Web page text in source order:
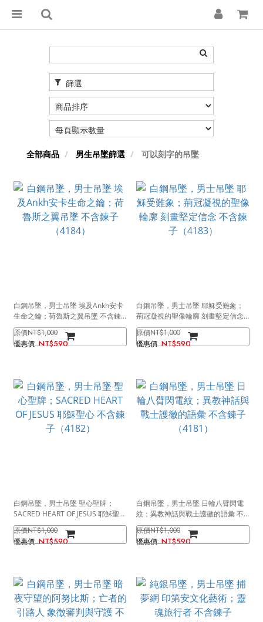
篩選
全部商品 男生吊墜篩選 可以刻字的吊墜
白鋼吊墜，男士吊墜 埃及Ankh安卡
生命之鑰；荷魯斯之翼吊墜 不含鍊
子（4184）
NT$1,000
NT$590
白鋼吊墜，男士吊墜 耶穌受難象；
荊冠凝視的聖像輪廓 刻畫堅定信念
不含鍊子（4183）
NT$1,000
NT$590
白鋼吊墜，男士吊墜 聖心聖牌；
SACRED HEART OF JESUS 耶穌聖心
不含鍊子（4182）
NT$1,000
NT$590
白鋼吊墜，男士吊墜 日輪八臂閃電
紋；異教神話與戰士護徽的語彙 不
含鍊子（4181）
NT$1,000
NT$590